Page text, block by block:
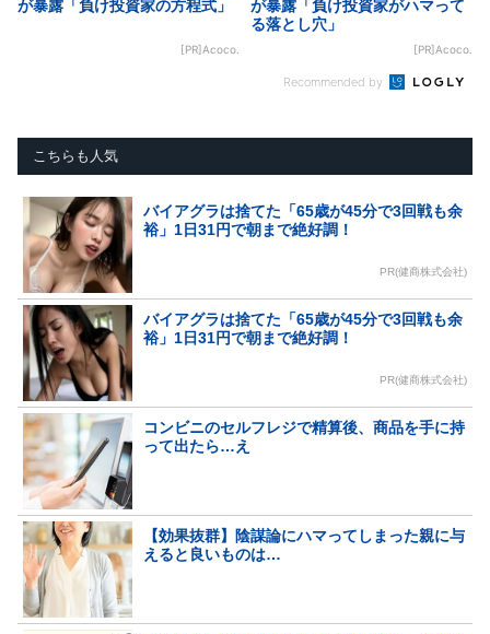
が暴露「負け投資家の方程式」
[PR]Acoco.
が暴露「負け投資家がハマって
る落とし穴」
[PR]Acoco.
Recommended by
こちらも人気
バイアグラは捨てた「65歳が45分で3回戦も余
裕」1日31円で朝まで絶好調！
PR(健商株式会社)
バイアグラは捨てた「65歳が45分で3回戦も余
裕」1日31円で朝まで絶好調！
PR(健商株式会社)
コンビニのセルフレジで精算後、商品を手に持
って出たら…え
【効果抜群】陰謀論にハマってしまった親に与
えると良いものは…